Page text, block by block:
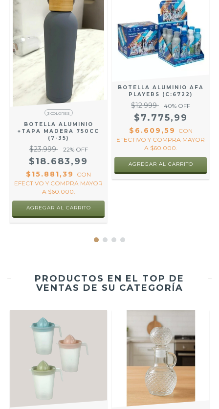
3 COLORES
BOTELLA ALUMINIO
+TAPA MADERA 750CC
(7-35)
$23.999 22% OFF
$18.683,99
$15.881,39
CON
EFECTIVO Y COMPRA MAYOR
A $60.000.
AGREGAR AL CARRITO
BOTELLA ALUMINIO AFA
PLAYERS (C:6722)
$12.999 40% OFF
$7.775,99
$6.609,59
CON
EFECTIVO Y COMPRA MAYOR
A $60.000.
AGREGAR AL CARRITO
PRODUCTOS EN EL TOP DE
VENTAS DE SU CATEGORÍA